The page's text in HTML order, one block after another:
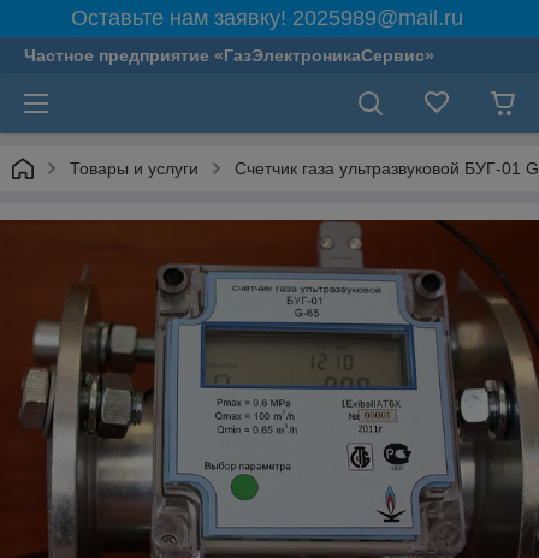
Оставьте нам заявку! 2025989@mail.ru
Частное предприятие «ГазЭлектроникаСервис»
Товары и услуги Счетчик газа ультразвуковой БУГ-01